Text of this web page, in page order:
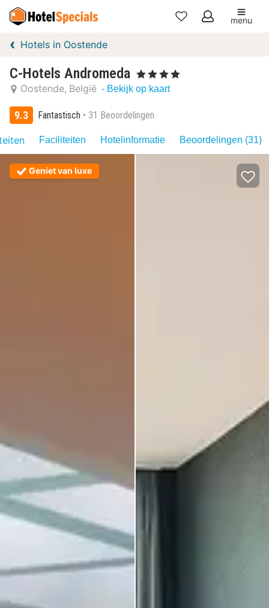
Mijn
menu
Hotels in Oostende
C-Hotels Andromeda , 4 Sterren
Oostende België - Bekijk op kaart
9.3 Fantastisch 31 Beoordelingen
Faciliteiten Hotelinformatie Beoordelingen (31)
Geniet van luxe